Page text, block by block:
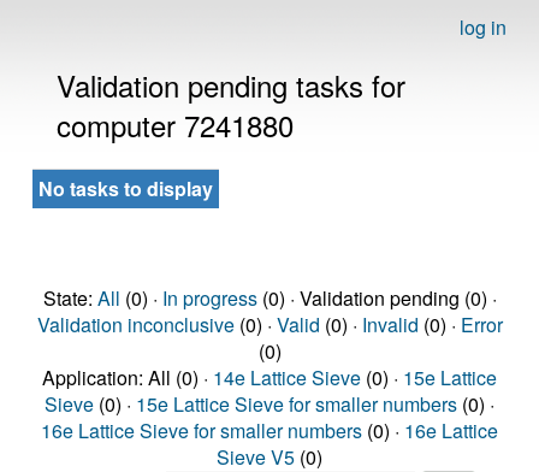
log in
Validation pending tasks for
computer 7241880
No tasks to display
State: All (0) · In progress(0) · Validation pending (0) ·
Validation inconclusive(0) · Valid (0) · Invalid (0) · Error
(0)
Application: All (0) · 14e Lattice Sieve (0) · 15e Lattice
Sieve (0) · 15e Lattice Sieve for smaller numbers (0) ·
16e Lattice Sieve for smaller numbers (0) · 16e Lattice
Sieve V5 (0)